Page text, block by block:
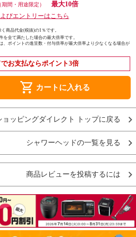
（期間・用途限定）
最大10倍
びエントリーはこちら
商品代金(税抜)の1％です。
全て満たした場合の最大倍率です。
、ポイントの進呈数・付与倍率が最大倍率より少なくなる場合が
お支払ならポイント3倍
shopping_cart カートに入れる
ョッピングダイレクト トップに戻る
シャワーヘッドの一覧を見る
商品レビューを投稿するには